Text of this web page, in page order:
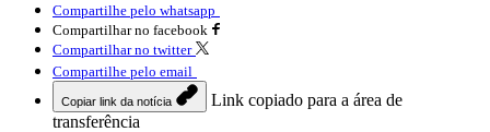
Compartilhe pelo whatsapp
Compartilhar no facebook
Compartilhar no twitter
Compartilhe pelo email
Copiar link da notícia
Link copiado para a área de
transferência